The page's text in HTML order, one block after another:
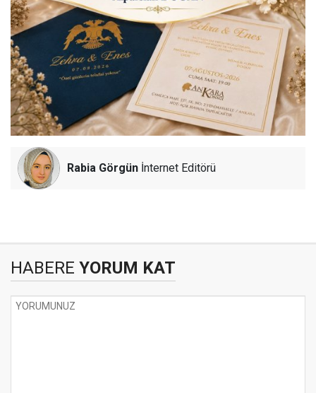
Rabia Görgün İnternet Editörü
HABERE YORUM KAT